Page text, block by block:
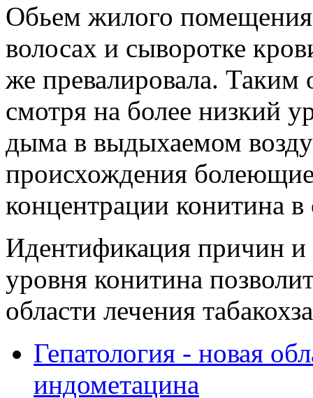
Обьем жилого помещения
волосах и сыворотке
же превалировала. Таким
смотря на более низкий
дыма в выдыхаемом
происхождения
концентрации конитина
Идентификация причин
уровня конитина
области лечения
Гепатология - новая
индометацина